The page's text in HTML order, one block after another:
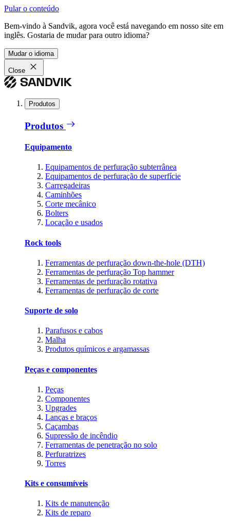
Pular o conteúdo
Bem-vindo à Sandvik, agora você está navegando em nosso site em
inglês. Gostaria de mudar para outro idioma?
Mudar o idioma
Close
Produtos
Produtos
Equipamento
Equipamentos de perfuração subterrânea
Equipamentos de perfuração de superfície
Carregadeiras
Caminhões
Corte mecânico
Bolters
Locação e usados
Rock tools
Ferramentas de perfuração down-the-hole (DTH)
Ferramentas de perfuração Top hammer
Ferramentas de perfuração rotativa
Ferramentas de perfuração de corte
Suporte de solo
Parafusos e cabos
Malha
Produtos químicos e argamassas
Peças e componentes
Peças
Componentes
Upgrades
Lanças e braços
Caçambas
Supressão de incêndio
Ferramentas de penetração no solo
Perfuratrizes
Torres
Kits e consumíveis
Kits de manutenção
Kits de reparo